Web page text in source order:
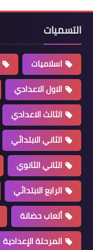
التسميات
اسلاميات
الاول الاعدادي
الثالث الاعدادي
الثاني الابتدائي
الثاني الثانوي
الرابع الابتدائي
ألعاب حضانة
المرحلة الإعدادية